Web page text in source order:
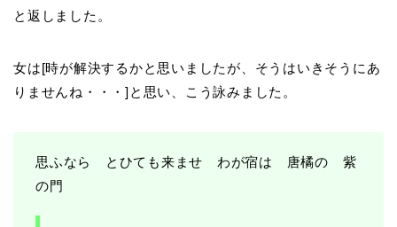
と返しました。
女は[時が解決するかと思いましたが、そうはいきそうにあ
りませんね・・・]と思い、こう詠みました。
思ふなら とひても来ませ わが宿は 唐橘の 紫
の門